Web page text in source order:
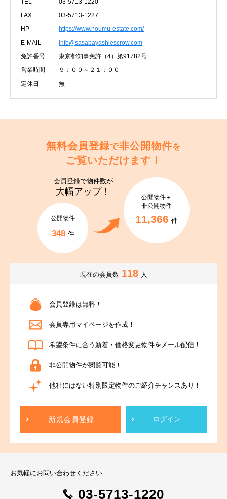
FAX
03-5713-1227
HP
https://www.houmu-estate.com/
E-MAIL
info@sasabayashiescrow.com
免許番号
東京都知事免許（4）第91782号
営業時間
９：００～２１：００
定休日
無
無料会員登録で非公開物件を
ご覧いただけます！
会員登録で物件数が
大幅アップ！
公開物件
348 件
公開物件＋
非公開物件
11,366 件
現在の会員数 118 人
会員登録は無料！
会員専用マイページを作成！
希望条件に合う新着・価格変更物件をメール配信！
非公開物件が閲覧可能！
他社にはない特別限定物件のご紹介チャンスあり！
新規会員登録 ログイン
お気軽にお問い合わせください
03-5713-1220